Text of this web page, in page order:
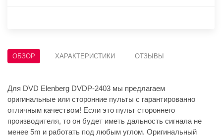
ОБЗОР ХАРАКТЕРИСТИКИ ОТЗЫВЫ
Для DVD Elenberg DVDP-2403 мы предлагаем
оригинальные или сторонние пульты с гарантированно
отличным качеством! Если это пульт стороннего
производителя, то он будет иметь дальность сигнала не
менее 5m и работать под любым углом. Оригинальный